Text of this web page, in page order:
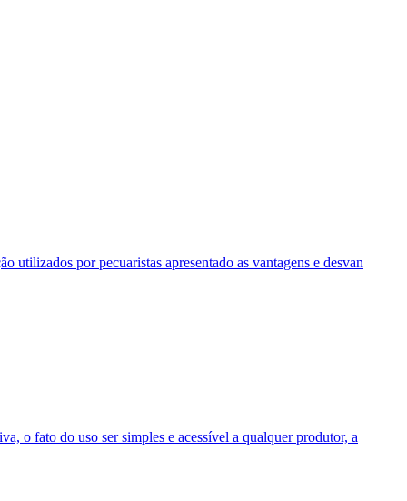
utilizados por pecuaristas apresentado as vantagens e desvan
o fato do uso ser simples e acessível a qualquer produtor, a